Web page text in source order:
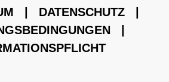
DATENSCHUTZ